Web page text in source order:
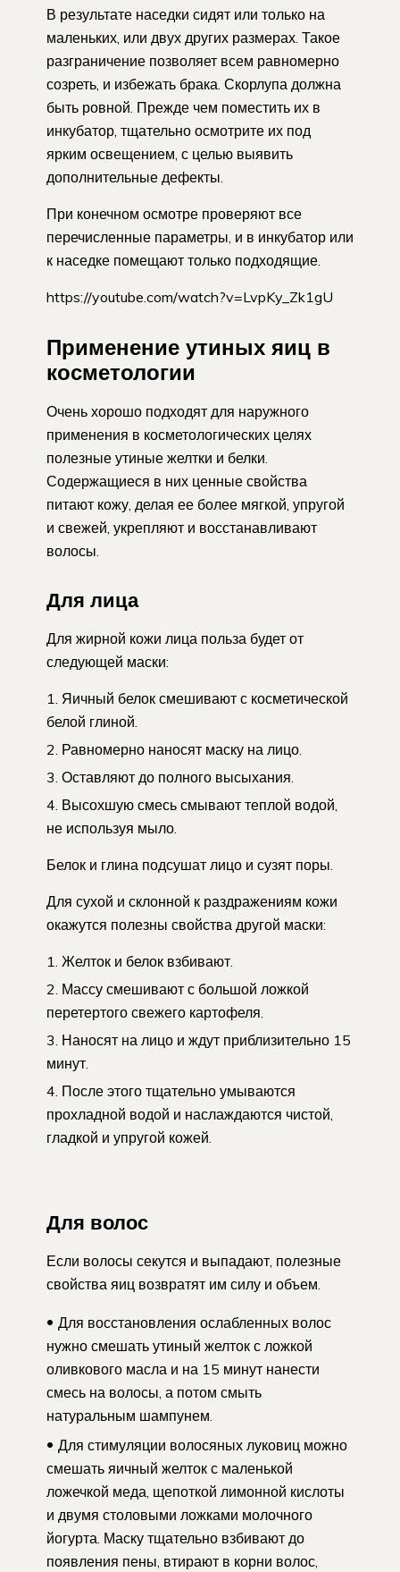
В результате наседки сидят или только на
маленьких, или двух других размерах. Такое
разграничение позволяет всем равномерно
созреть, и избежать брака. Скорлупа должна
быть ровной. Прежде чем поместить их в
инкубатор, тщательно осмотрите их под
ярким освещением, с целью выявить
дополнительные дефекты.
При конечном осмотре проверяют все
перечисленные параметры, и в инкубатор или
к наседке помещают только подходящие.
https://youtube.com/watch?v=LvpKy_Zk1gU
Применение утиных яиц в
косметологии
Очень хорошо подходят для наружного
применения в косметологических целях
полезные утиные желтки и белки.
Содержащиеся в них ценные свойства
питают кожу, делая ее более мягкой, упругой
и свежей, укрепляют и восстанавливают
волосы.
Для лица
Для жирной кожи лица польза будет от
следующей маски:
Яичный белок смешивают с косметической
белой глиной.
Равномерно наносят маску на лицо.
Оставляют до полного высыхания.
Высохшую смесь смывают теплой водой,
не используя мыло.
Белок и глина подсушат лицо и сузят поры.
Для сухой и склонной к раздражениям кожи
окажутся полезны свойства другой маски:
Желток и белок взбивают.
Массу смешивают с большой ложкой
перетертого свежего картофеля.
Наносят на лицо и ждут приблизительно 15
минут.
После этого тщательно умываются
прохладной водой и наслаждаются чистой,
гладкой и упругой кожей.
Для волос
Если волосы секутся и выпадают, полезные
свойства яиц возвратят им силу и объем.
Для восстановления ослабленных волос
нужно смешать утиный желток с ложкой
оливкового масла и на 15 минут нанести
смесь на волосы, а потом смыть
натуральным шампунем.
Для стимуляции волосяных луковиц можно
смешать яичный желток с маленькой
ложечкой меда, щепоткой лимонной кислоты
и двумя столовыми ложками молочного
йогурта. Маску тщательно взбивают до
появления пены, втирают в корни волос,